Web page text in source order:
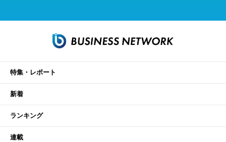
特集・レポート
新着
ランキング
連載